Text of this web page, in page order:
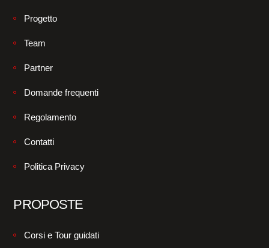
Progetto
Team
Partner
Domande frequenti
Regolamento
Contatti
Politica Privacy
PROPOSTE
Corsi e Tour guidati